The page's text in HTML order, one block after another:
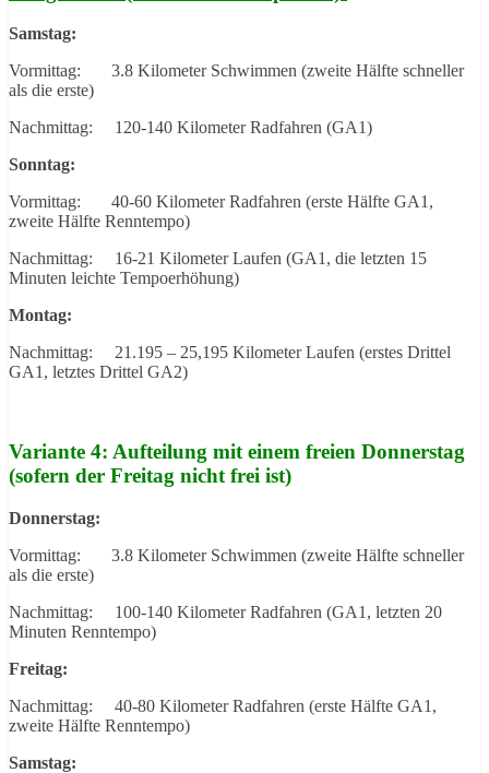
Samstag:
Vormittag: 3.8 Kilometer Schwimmen (zweite Hälfte schneller
als die erste)
Nachmittag: 120-140 Kilometer Radfahren (GA1)
Sonntag:
Vormittag: 40-60 Kilometer Radfahren (erste Hälfte GA1,
zweite Hälfte Renntempo)
Nachmittag: 16-21 Kilometer Laufen (GA1, die letzten 15
Minuten leichte Tempoerhöhung)
Montag:
Nachmittag: 21.195 – 25,195 Kilometer Laufen (erstes Drittel
GA1, letztes Drittel GA2)
Variante 4: Aufteilung mit einem freien Donnerstag
(sofern der Freitag nicht frei ist)
Donnerstag:
Vormittag: 3.8 Kilometer Schwimmen (zweite Hälfte schneller
als die erste)
Nachmittag: 100-140 Kilometer Radfahren (GA1, letzten 20
Minuten Renntempo)
Freitag:
Nachmittag: 40-80 Kilometer Radfahren (erste Hälfte GA1,
zweite Hälfte Renntempo)
Samstag: